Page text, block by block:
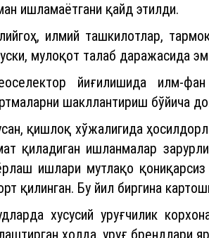
илмий ташкилотлар,
мулоқот талаб даражасида
йиғилишида илм-
шакллантириш бўйича
қишлоқ хўжалигида
қиладиган ишланмалар
ишлари мутлақо
қилинган. Бу йил биргина
хусусий уруғчилик
ҳолда, уруғ брендлари
экинларнинг янги